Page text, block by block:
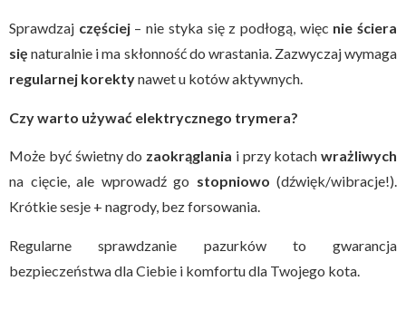
Sprawdzaj częściej– nie styka się z podłogą, więc nie ściera
się naturalnie i ma skłonność do wrastania. Zazwyczaj wymaga
regularnej korektynawet u kotów aktywnych.
Czy warto używać elektrycznego trymera?
Może być świetny do zaokrąglania i przy kotach wrażliwych
na cięcie, ale wprowadź go stopniowo (dźwięk/wibracje!).
Krótkie sesje + nagrody, bez forsowania.
Regularne sprawdzanie pazurków to gwarancja
bezpieczeństwa dla Ciebie i komfortu dla Twojego kota.